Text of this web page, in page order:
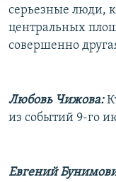
серьезные люди,
центральных
совершенно
Любовь Чижова:
из событий 9-го
Евгений